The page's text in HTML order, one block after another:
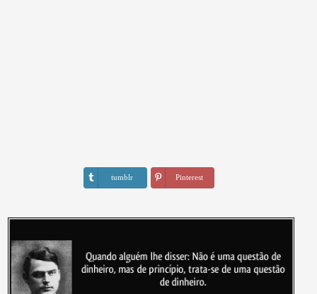
tumblr Pinterest